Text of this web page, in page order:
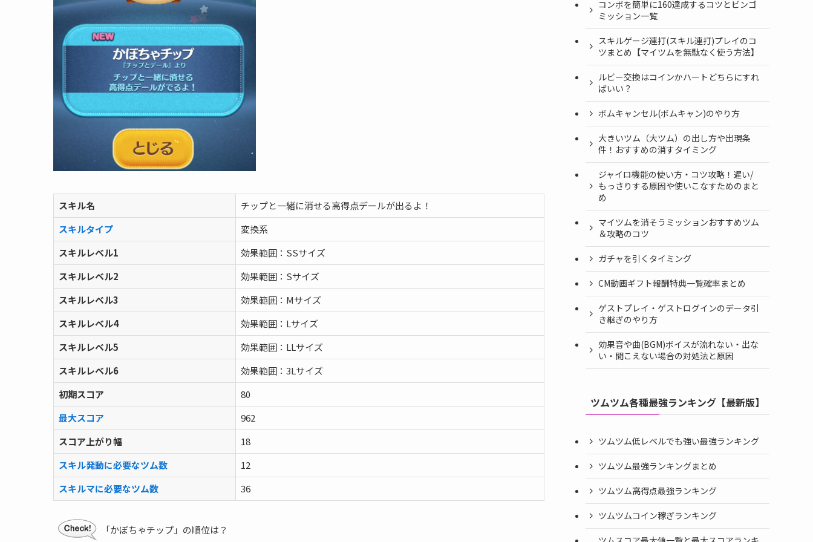
スキル名
チップと一緒に消せる高得点デールが出るよ！
スキルタイプ
変換系
スキルレベル1
効果範囲：SSサイズ
スキルレベル2
効果範囲：Sサイズ
スキルレベル3
効果範囲：Mサイズ
スキルレベル4
効果範囲：Lサイズ
スキルレベル5
効果範囲：LLサイズ
スキルレベル6
効果範囲：3Lサイズ
初期スコア
80
最大スコア
962
スコア上がり幅
18
スキル発動に必要なツム数
12
スキルマに必要なツム数
36
「かぼちゃチップ」の順位は？
コンボを簡単に160達成するコツとビンゴ
ミッション一覧
スキルゲージ連打(スキル連打)プレイのコ
ツまとめ【マイツムを無駄なく使う方法】
ルビー交換はコインかハートどちらにすれ
ばいい？
ボムキャンセル(ボムキャン)のやり方
大きいツム（大ツム）の出し方や出現条
件！おすすめの消すタイミング
ジャイロ機能の使い方・コツ攻略！遅い/
もっさりする原因や使いこなすためのまと
め
マイツムを消そうミッションおすすめツム
＆攻略のコツ
ガチャを引くタイミング
CM動画ギフト報酬特典一覧確率まとめ
ゲストプレイ・ゲストログインのデータ引
き継ぎのやり方
効果音や曲(BGM)ボイスが流れない・出な
い・聞こえない場合の対処法と原因
ツムツム各種最強ランキング【最新版】
ツムツム低レベルでも強い最強ランキング
ツムツム最強ランキングまとめ
ツムツム高得点最強ランキング
ツムツムコイン稼ぎランキング